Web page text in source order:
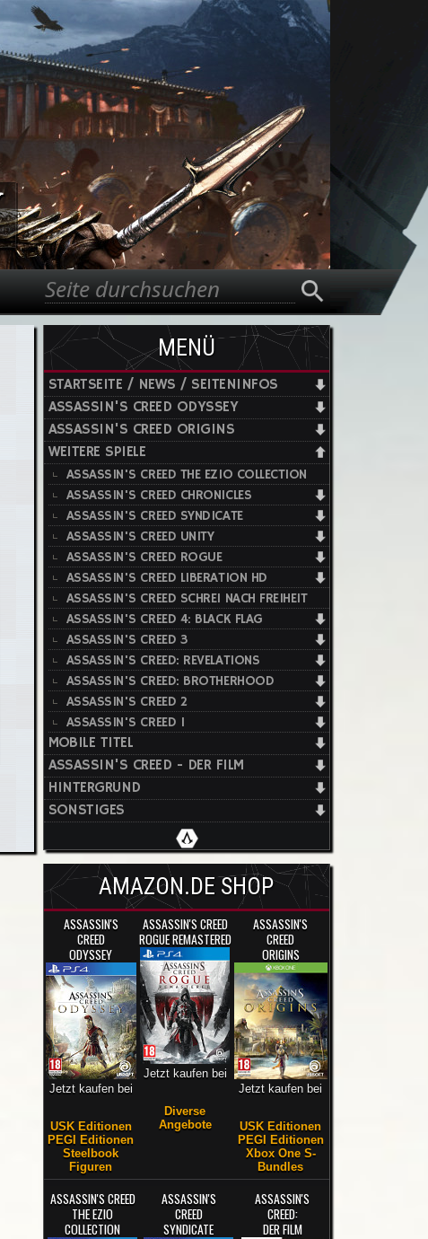
Suchformular
Suche
MENÜ
STARTSEITE / NEWS / SEITENINFOS
ASSASSIN'S CREED ODYSSEY
ASSASSIN'S CREED ORIGINS
WEITERE SPIELE
ASSASSIN'S CREED THE EZIO COLLECTION
ASSASSIN'S CREED CHRONICLES
ASSASSIN'S CREED SYNDICATE
ASSASSIN'S CREED UNITY
ASSASSIN'S CREED ROGUE
ASSASSIN'S CREED LIBERATION HD
ASSASSIN'S CREED SCHREI NACH FREIHEIT
ASSASSIN'S CREED 4: BLACK FLAG
ASSASSIN'S CREED 3
ASSASSIN'S CREED: REVELATIONS
ASSASSIN'S CREED: BROTHERHOOD
ASSASSIN'S CREED 2
ASSASSIN'S CREED 1
MOBILE TITEL
ASSASSIN'S CREED - DER FILM
HINTERGRUND
SONSTIGES
AMAZON.DE SHOP
ASSASSIN'S
CREED
ODYSSEY
Jetzt kaufen bei
USK Editionen
PEGI Editionen
Steelbook
Figuren
ASSASSIN'S CREED
ROGUE REMASTERED
Jetzt kaufen bei
Diverse
Angebote
ASSASSIN'S
CREED
ORIGINS
Jetzt kaufen bei
USK Editionen
PEGI Editionen
Xbox One S-
Bundles
ASSASSIN'S CREED
THE EZIO
COLLECTION
ASSASSIN'S
CREED
SYNDICATE
ASSASSIN'S
CREED:
DER FILM